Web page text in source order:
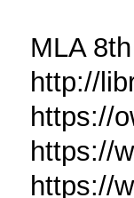
MLA
http://
https://
https://
https://